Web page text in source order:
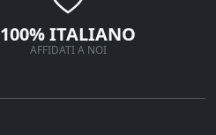
100% ITALIANO
AFFIDATI A NOI